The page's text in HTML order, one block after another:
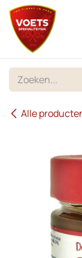
Overslaan naar
Alle